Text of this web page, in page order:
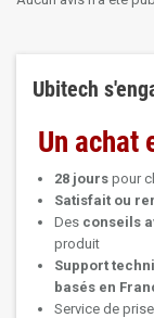
Ubitech
Un achat
28 jours pour
Satisfait ou
Des conseils
produit
Support
basés en
Service de